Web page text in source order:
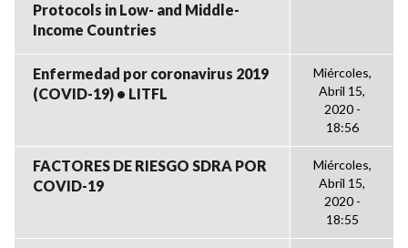
Protocols in Low- and Middle-
Income Countries
Enfermedad por coronavirus 2019
(COVID-19) • LITFL
Miércoles,
Abril 15,
2020 -
18:56
FACTORES DE RIESGO SDRA POR
COVID-19
Miércoles,
Abril 15,
2020 -
18:55